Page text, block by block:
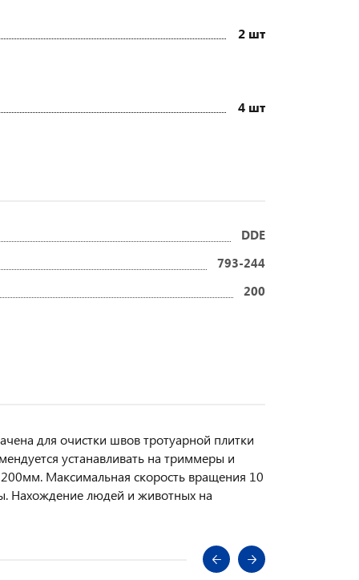
2 шт
4 шт
DDE
793-244
200
для очистки швов тротуарной плитки
устанавливать на триммеры и
Максимальная скорость вращения 10
Нахождение людей и животных на